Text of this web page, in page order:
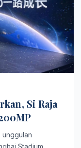
Si Raja
Stadium,